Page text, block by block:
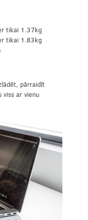
tikai 1.37kg
tikai 1.83kg
pārraidīt
viss ar vienu